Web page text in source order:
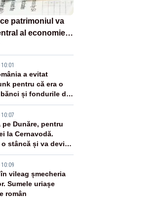
patrimoniul va
al economiei
a evitat
pentru că era o
și fondurile de
Dunăre, pentru
la Cernavodă.
stâncă și va devia
AERIENE
vileag șmecheria
Sumele uriașe
român